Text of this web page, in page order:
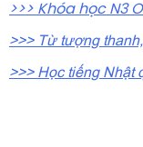
>>> Khóa học N3
>>> Từ tượng
>>> Học tiếng Nhật